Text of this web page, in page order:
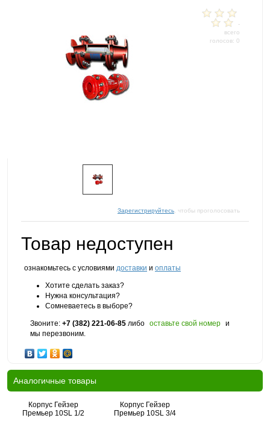
-
всего
голосов: 0
Зарегистрируйтесь , чтобы проголосовать
Товар недоступен
ознакомьтесь с условиями доставки и оплаты
Хотите сделать заказ?
Нужна консультация?
Сомневаетесь в выборе?
Звоните: +7 (382) 221-06-85 либо оставьте свой номер и
мы перезвоним.
Аналогичные товары
Корпус Гейзер
Премьер 10SL 1/2
Корпус Гейзер
Премьер 10SL 3/4